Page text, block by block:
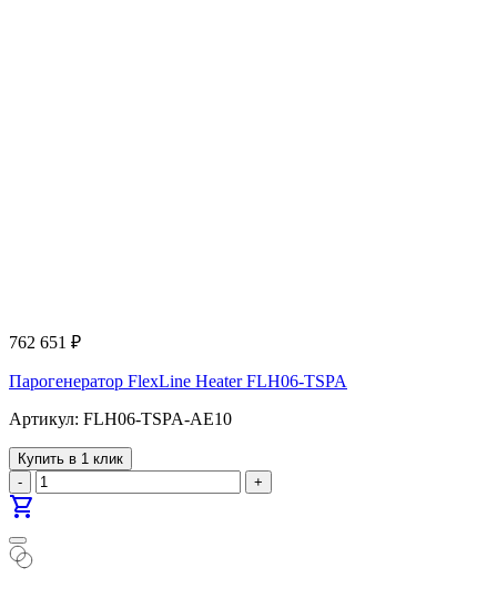
762 651 ₽
Парогенератор FlexLine Heater FLH06-TSPA
Артикул: FLH06-TSPA-AE10
Купить в 1 клик
-
+
shopping_cart